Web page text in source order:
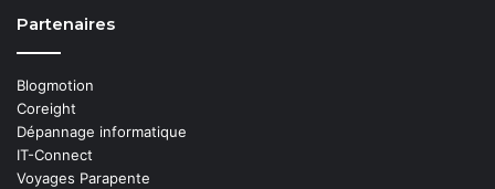
Partenaires
Blogmotion
Coreight
Dépannage informatique
IT-Connect
Voyages Parapente